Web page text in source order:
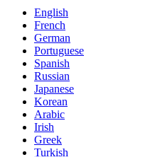
English
French
German
Portuguese
Spanish
Russian
Japanese
Korean
Arabic
Irish
Greek
Turkish